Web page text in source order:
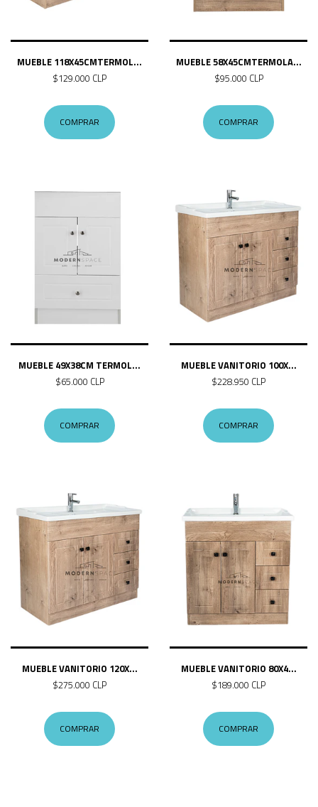
MUEBLE 118X45CMTERMOL...
$129.000 CLP
COMPRAR
MUEBLE 58X45CMTERMOLA...
$95.000 CLP
COMPRAR
MUEBLE 49X38CM TERMOL...
$65.000 CLP
COMPRAR
MUEBLE VANITORIO 100X...
$228.950 CLP
COMPRAR
MUEBLE VANITORIO 120X...
$275.000 CLP
COMPRAR
MUEBLE VANITORIO 80X4...
$189.000 CLP
COMPRAR